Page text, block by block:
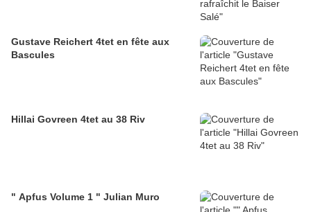
Gustave Reichert 4tet en fête aux
Bascules
Hillai Govreen 4tet au 38 Riv
" Apfus Volume 1 " Julian Muro